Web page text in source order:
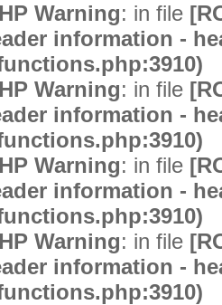
Warning: in file
information -
Warning: in file
information -
Warning: in file
information -
Warning: in file
information -